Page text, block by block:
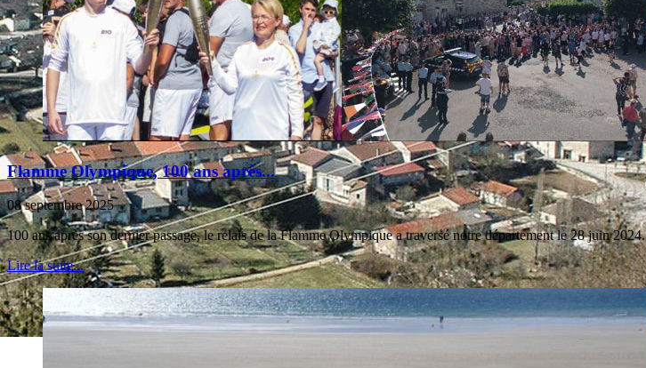
Flamme Olympique, 100 ans après...
08 septembre 2025
100 ans après son dernier passage, le relais de la Flamme Olympique a traversé notre département le 28 juin 2024.
Lire la suite...